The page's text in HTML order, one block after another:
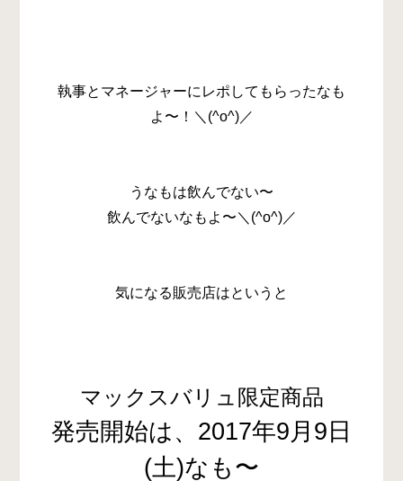
執事とマネージャーにレポしてもらったなも
よ〜！＼(^o^)／
うなもは飲んでない〜
飲んでないなもよ〜＼(^o^)／
気になる販売店はというと
マックスバリュ限定商品
発売開始は、2017年9月9日
(土)なも〜